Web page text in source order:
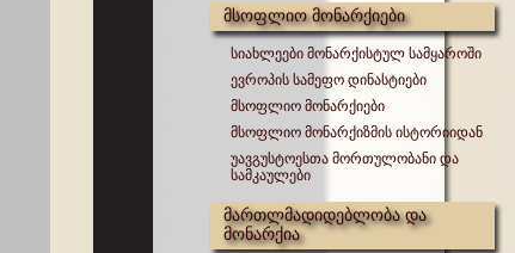
მსოფლიო მონარქიები
სიახლეები მონარქისტულ სამყაროში
ევროპის სამეფო დინასტიები
მსოფლიო მონარქიები
მსოფლიო მონარქიზმის ისტორიიდან
უავგუსტოესთა მორთულობანი და
სამკაულები
მართლმადიდებლობა და
მონარქია